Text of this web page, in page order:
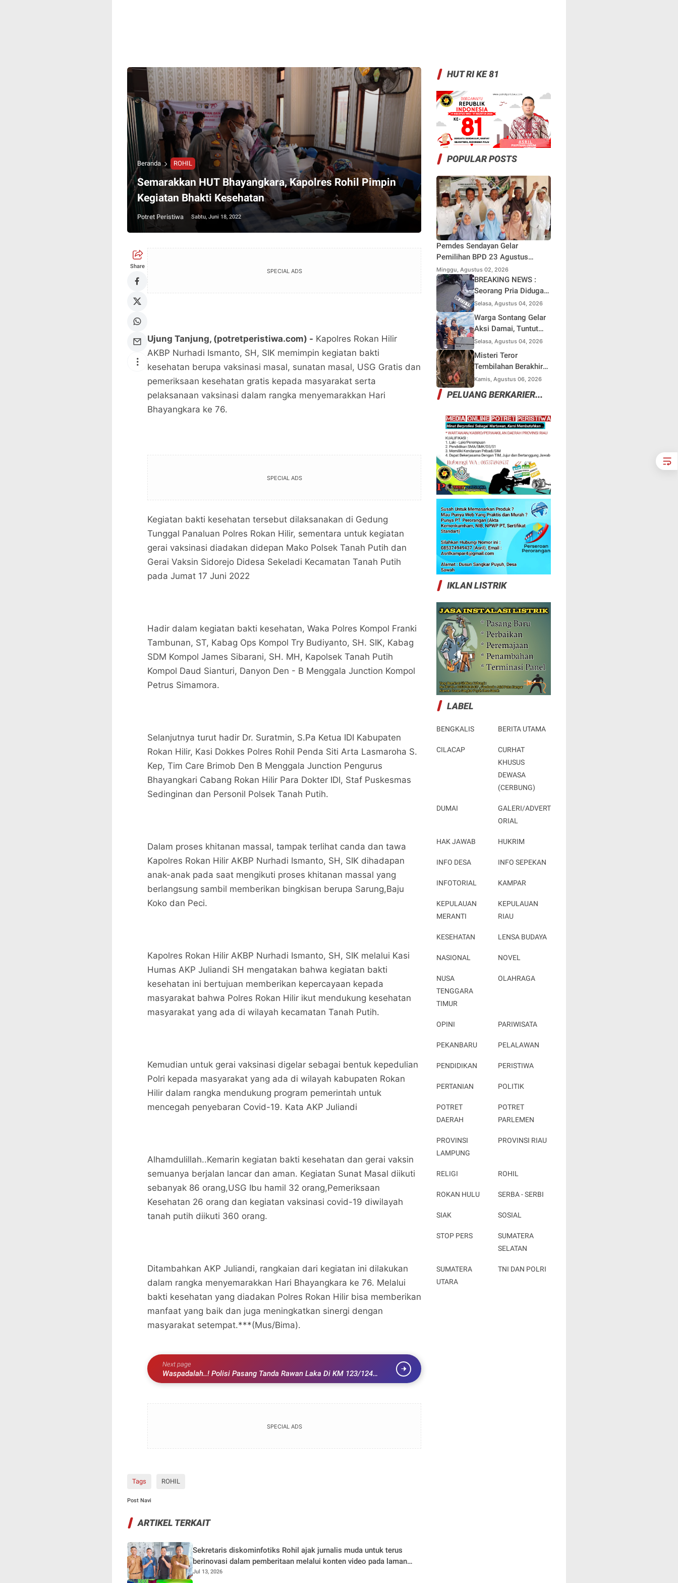
Beranda ROHIL
Semarakkan HUT Bhayangkara, Kapolres Rohil Pimpin
Kegiatan Bhakti Kesehatan
Potret Peristiwa Sabtu, Juni 18, 2022
Share
Bagikan ke media lain
SPECIAL ADS
Ujung Tanjung, (potretperistiwa.com) - Kapolres Rokan Hilir
AKBP Nurhadi Ismanto, SH, SIK memimpin kegiatan bakti
kesehatan berupa vaksinasi masal, sunatan masal, USG Gratis dan
pemeriksaan kesehatan gratis kepada masyarakat serta
pelaksanaan vaksinasi dalam rangka menyemarakkan Hari
Bhayangkara ke 76.
SPECIAL ADS
Kegiatan bakti kesehatan tersebut dilaksanakan di Gedung
Tunggal Panaluan Polres Rokan Hilir, sementara untuk kegiatan
gerai vaksinasi diadakan didepan Mako Polsek Tanah Putih dan
Gerai Vaksin Sidorejo Didesa Sekeladi Kecamatan Tanah Putih
pada Jumat 17 Juni 2022
Hadir dalam kegiatan bakti kesehatan, Waka Polres Kompol Franki
Tambunan, ST, Kabag Ops Kompol Try Budiyanto, SH. SIK, Kabag
SDM Kompol James Sibarani, SH. MH, Kapolsek Tanah Putih
Kompol Daud Sianturi, Danyon Den - B Menggala Junction Kompol
Petrus Simamora.
Selanjutnya turut hadir Dr. Suratmin, S.Pa Ketua IDI Kabupaten
Rokan Hilir, Kasi Dokkes Polres Rohil Penda Siti Arta Lasmaroha S.
Kep, Tim Care Brimob Den B Menggala Junction Pengurus
Bhayangkari Cabang Rokan Hilir Para Dokter IDI, Staf Puskesmas
Sedinginan dan Personil Polsek Tanah Putih.
Dalam proses khitanan massal, tampak terlihat canda dan tawa
Kapolres Rokan Hilir AKBP Nurhadi Ismanto, SH, SIK dihadapan
anak-anak pada saat mengikuti proses khitanan massal yang
berlangsung sambil memberikan bingkisan berupa Sarung,Baju
Koko dan Peci.
Kapolres Rokan Hilir AKBP Nurhadi Ismanto, SH, SIK melalui Kasi
Humas AKP Juliandi SH mengatakan bahwa kegiatan bakti
kesehatan ini bertujuan memberikan kepercayaan kepada
masyarakat bahwa Polres Rokan Hilir ikut mendukung kesehatan
masyarakat yang ada di wilayah kecamatan Tanah Putih.
Kemudian untuk gerai vaksinasi digelar sebagai bentuk kepedulian
Polri kepada masyarakat yang ada di wilayah kabupaten Rokan
Hilir dalam rangka mendukung program pemerintah untuk
mencegah penyebaran Covid-19. Kata AKP Juliandi
Alhamdulillah..Kemarin kegiatan bakti kesehatan dan gerai vaksin
semuanya berjalan lancar dan aman. Kegiatan Sunat Masal diikuti
sebanyak 86 orang,USG Ibu hamil 32 orang,Pemeriksaan
Kesehatan 26 orang dan kegiatan vaksinasi covid-19 diwilayah
tanah putih diikuti 360 orang.
Ditambahkan AKP Juliandi, rangkaian dari kegiatan ini dilakukan
dalam rangka menyemarakkan Hari Bhayangkara ke 76. Melalui
bakti kesehatan yang diadakan Polres Rokan Hilir bisa memberikan
manfaat yang baik dan juga meningkatkan sinergi dengan
masyarakat setempat.***(Mus/Bima).
Next page
Waspadalah..! Polisi Pasang Tanda Rawan Laka Di KM 123/124
Tandun
SPECIAL ADS
Tags ROHIL
Post Navi
Bagikan ke media lain
ARTIKEL TERKAIT
Sekretaris diskominfotiks Rohil ajak jurnalis muda untuk terus
berinovasi dalam pemberitaan melalui konten video pada laman
media sosial
Jul 13, 2026
HUT RI KE 81
POPULAR POSTS
Pemdes Sendayan Gelar
Pemilihan BPD 23 Agustus
Mendatang, Warga Berharap
Fungsi Pengawasan Berjalan
Maksimal
Minggu, Agustus 02, 2026
BREAKING NEWS :
Seorang Pria Diduga
Terjun dari Jembatan
Rantau Berangin Kuok,
Sepeda Motor
Ditinggal di Lokasi
Selasa, Agustus 04, 2026
Warga Sontang Gelar
Aksi Damai, Tuntut
Pemprov Riau Segera
Benahi Jalan Sontang-
Duri
Selasa, Agustus 04, 2026
Misteri Teror
Tembilahan Berakhir
di Perangkap Besi,
Pemangsa Lain yang
Kamis, Agustus 06, 2026
PELUANG BERKARIER...
IKLAN LISTRIK
LABEL
BENGKALIS BERITA UTAMA
CILACAP
CURHAT
KHUSUS
DEWASA
(CERBUNG)
DUMAI
GALERI/ADVERT
ORIAL
HAK JAWAB HUKRIM
INFO DESA INFO SEPEKAN
INFOTORIAL KAMPAR
KEPULAUAN
MERANTI
KEPULAUAN
RIAU
KESEHATAN LENSA BUDAYA
NASIONAL NOVEL
NUSA
TENGGARA
TIMUR
OLAHRAGA
OPINI PARIWISATA
PEKANBARU PELALAWAN
PENDIDIKAN PERISTIWA
PERTANIAN POLITIK
POTRET
DAERAH
POTRET
PARLEMEN
PROVINSI
LAMPUNG
PROVINSI RIAU
RELIGI ROHIL
ROKAN HULU SERBA - SERBI
SIAK SOSIAL
STOP PERS
SUMATERA
SELATAN
SUMATERA
UTARA
TNI DAN POLRI